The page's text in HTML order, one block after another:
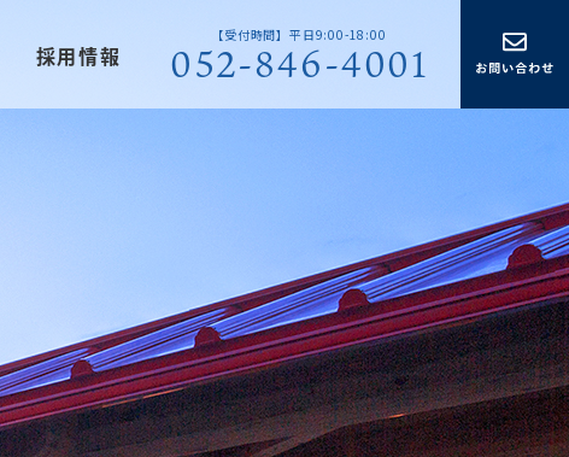
採用情報
【受付時間】平日9:00-18:00
052-846-4001